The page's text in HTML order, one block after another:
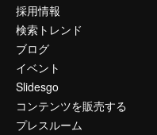
採用情報
検索トレンド
ブログ
イベント
Slidesgo
コンテンツを販売する
プレスルーム